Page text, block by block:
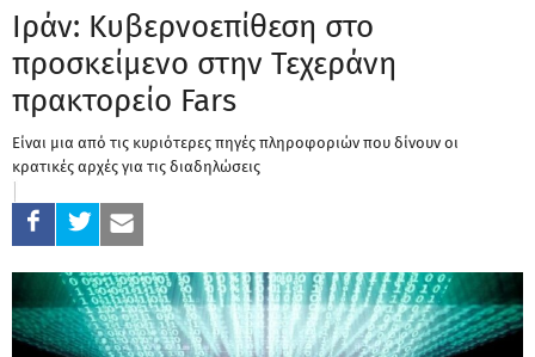
Ιράν: Κυβερνοεπίθεση στο
προσκείμενο στην Τεχεράνη
πρακτορείο Fars
Είναι μια από τις κυριότερες πηγές πληροφοριών που δίνουν οι
κρατικές αρχές για τις διαδηλώσεις